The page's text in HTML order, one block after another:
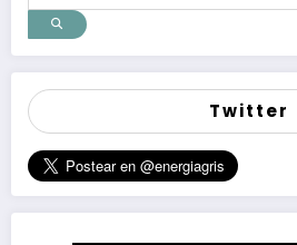
Twitter